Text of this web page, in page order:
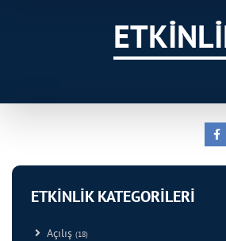
ETKİNLİK KATEGORİLERİ
Açılış (18)